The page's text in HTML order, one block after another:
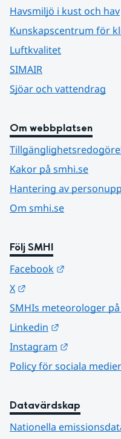
Havsmiljö i kust och hav
Kunskapscentrum för
Luftkvalitet
SIMAIR
Sjöar och vattendrag
Om webbplatsen
Kakor på smhi.se
Hantering av
Om smhi.se
Följ SMHI
Facebook
X
SMHIs meteorologer på
Linkedin
Instagram
Policy för sociala medier
Datavärdskap
Nationella